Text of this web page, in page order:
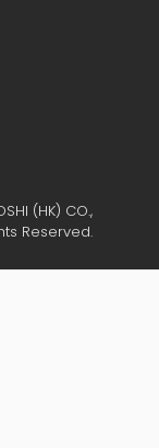
(HK) CO.,
Reserved.